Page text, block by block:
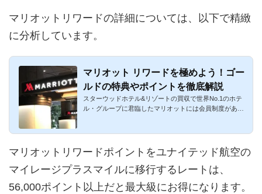
マリオットリワードの詳細については、以下で精緻
に分析しています。
マリオット リワードを極めよう！ゴー
ルドの特典やポイントを徹底解説
スターウッドホテル&リゾートの買収で世界No.1のホテ
ル・グループに君臨したマリオットには会員制度があり
マリオットリワードポイントをユナイテッド航空の
マイレージプラスマイルに移行するレートは、
56,000ポイント以上だと最大級にお得になります。